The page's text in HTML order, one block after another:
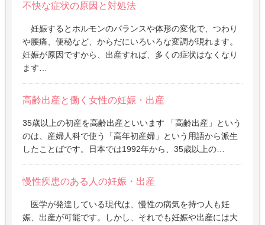
不快な症状の原因と対処法
妊娠するとホルモンのバランスや体形の変化で、つわり
や腰痛、便秘など、からだにいろいろな変調が現れます。
妊娠が原因ですから、出産すれば、多くの症状はなくなり
ます…
高齢出産と働く女性の妊娠・出産
35歳以上の初産を高齢出産といいます 「高齢出産」という
のは、産婦人科で使う「高年初産婦」という用語から派生
したことばです。日本では1992年から、35歳以上の…
慢性疾患のある人の妊娠・出産
医学が発達している現代は、慢性の病気を持つ人も妊
娠、出産が可能です。しかし、それでも妊娠や出産には大